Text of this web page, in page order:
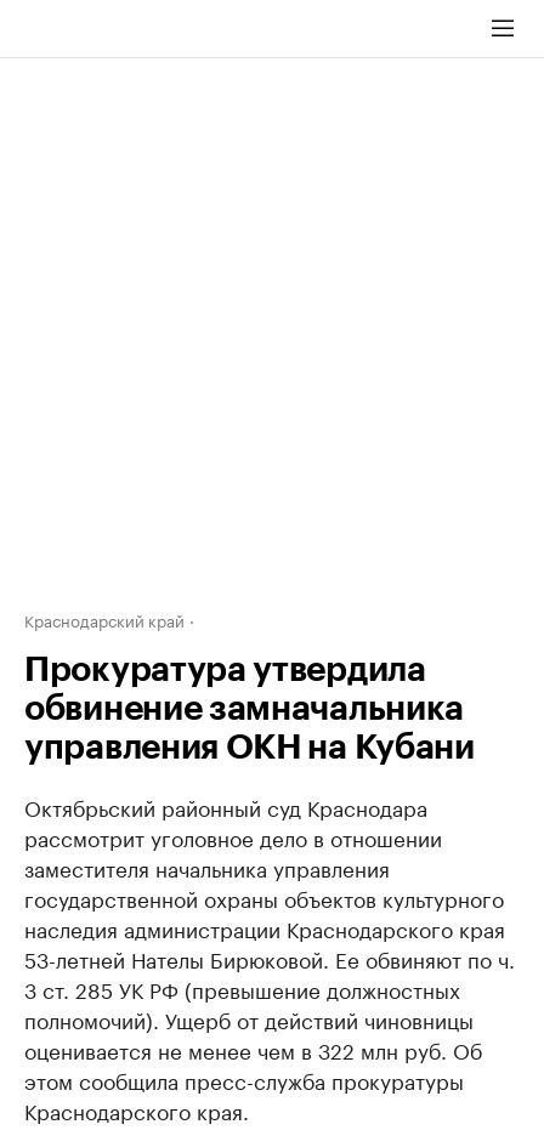
Краснодарский край
Прокуратура утвердила
обвинение замначальника
управления ОКН на Кубани
Октябрьский районный суд Краснодара
рассмотрит уголовное дело в отношении
заместителя начальника управления
государственной охраны объектов культурного
наследия администрации Краснодарского края
53-летней Нателы Бирюковой. Ее обвиняют по ч.
3 ст. 285 УК РФ (превышение должностных
полномочий). Ущерб от действий чиновницы
оценивается не менее чем в 322 млн руб. Об
этом сообщила пресс-служба прокуратуры
Краснодарского края.